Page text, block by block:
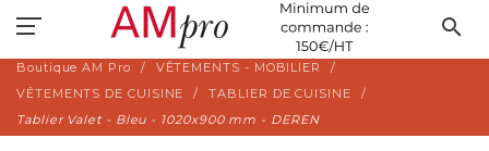
search
Boutique AM Pro
VÊTEMENTS - MOBILIER
VÊTEMENTS DE CUISINE
TABLIER DE CUISINE
Tablier Valet - Bleu - 1020x900 mm - DEREN